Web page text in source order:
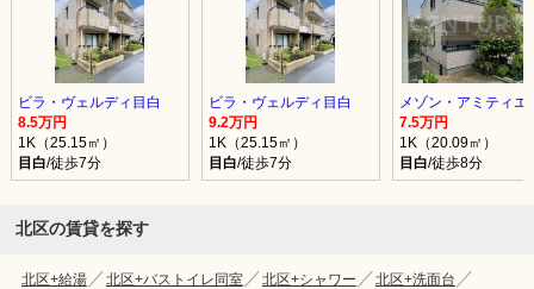
ビラ・ヴェルディ目白
8.5万円
1K（25.15㎡）
目白/徒歩7分
ビラ・ヴェルディ目白
9.2万円
1K（25.15㎡）
目白/徒歩7分
メゾン・アミティエ
7.5万円
1K（20.09㎡）
目白/徒歩8分
北区の賃貸を探す
北区+給湯 北区+バストイレ同室 北区+シャワー
北区+洗面台